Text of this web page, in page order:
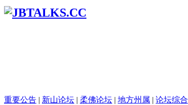
重要公告 | 新山论坛 | 柔佛论坛 | 地方州属 | 论坛综合